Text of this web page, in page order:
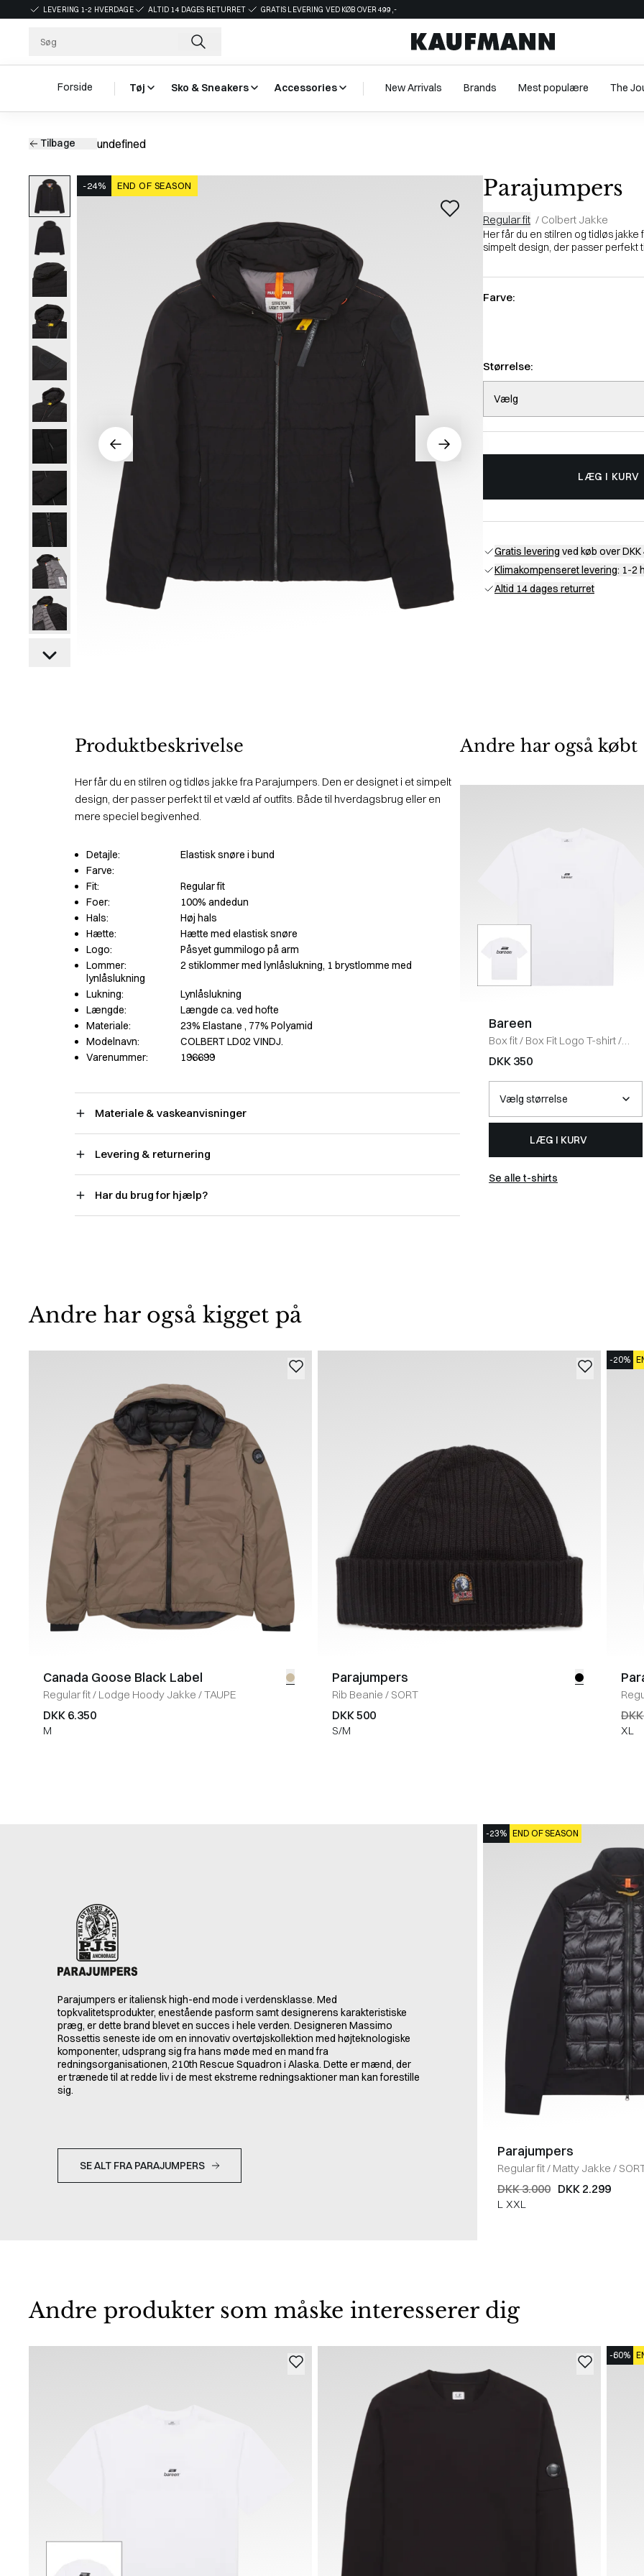
LEVERING 1-2 HVERDAGE ALTID 14 DAGES RETURRET GRATIS LEVERING VED KØB OVER 499,-
Forside Tøj Sko & Sneakers Accessories New Arrivals Brands Mest populære The
Tilbage undefined
-24% END OF SEASON Parajumpers
Regular fit / Colbert Jakke
Her får du en stilren og tidløs
simpelt design, der passer perfekt
Farve:
Størrelse:
Vælg
LÆG I KURV
Gratis levering ved køb over DKK
Klimakompenseret levering: 1-2
Altid 14 dages returret
Produktbeskrivelse
Her får du en stilren og tidløs jakke fra Parajumpers. Den er designet i et simpelt
design, der passer perfekt til et væld af outfits. Både til hverdagsbrug eller en
mere speciel begivenhed.
Detajle:
Elastisk snøre i bund
Farve:
Fit:
Regular fit
Foer:
100% andedun
Hals:
Høj hals
Hætte:
Hætte med elastisk snøre
Logo:
Påsyet gummilogo på arm
Lommer:
2 stiklommer med lynlåslukning, 1 brystlomme med
lynlåslukning
Lukning:
Lynlåslukning
Længde:
Længde ca. ved hofte
Materiale:
23% Elastane , 77% Polyamid
Modelnavn:
COLBERT LD02 VINDJ.
Varenummer:
196699
Materiale & vaskeanvisninger
Levering & returnering
Har du brug for hjælp?
Andre har også købt
Bareen
Box fit/ Box Fit Logo T-shirt/
WHITE
DKK 350
LÆG I KURV
Se alle t-shirts
Andre har også kigget på
Canada Goose Black Label
Regular fit/ Lodge Hoody Jakke /TAUPE
DKK 6.350
M
Parajumpers
Rib Beanie / SORT
DKK 500
S/M
-20%
XL
Parajumpers er italiensk high-end mode i verdensklasse. Med
topkvalitetsprodukter, enestående pasform samt designerens karakteristiske
præg, er dette brand blevet en succes i hele verden. Designeren Massimo
Rossettis seneste ide om en innovativ overtøjskollektion med højteknologiske
komponenter, udsprang sig fra hans møde med en mand fra
redningsorganisationen, 210th Rescue Squadron i Alaska. Dette er mænd, der
er trænede til at redde liv i de mest ekstreme redningsaktioner man kan forestille
sig.
SE ALT FRA PARAJUMPERS
-23% END OF SEASON
Parajumpers
Regular fit/ Matty Jakke /
DKK 3.000 DKK 2.299
L XXL
Andre produkter som måske interesserer dig
-60%